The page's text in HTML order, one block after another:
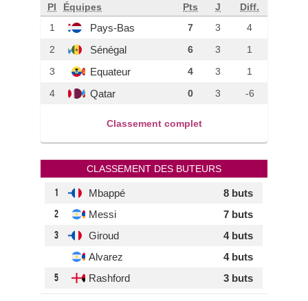
Pl Équipes Pts J
Diff.
1
Pays-Bas 7 3
4
2
Sénégal 6 3
1
3
Equateur 4 3
1
4
Qatar 0 3 -6
Classement complet
CLASSEMENT DES BUTEURS
1 Mbappé 8 buts
2 Messi 7 buts
3 Giroud
4 buts
Alvarez
4 buts
5 Rashford 3 buts